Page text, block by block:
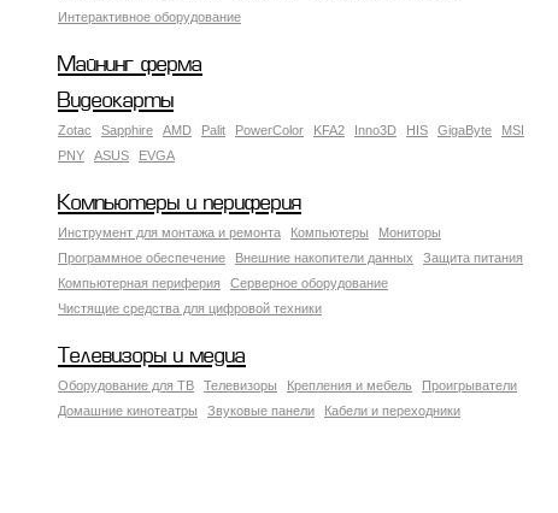
Интерактивное оборудование
Майнинг ферма
Видеокарты
Zotac Sapphire AMD Palit PowerColor KFA2 Inno3D HIS GigaByte
MSI
PNY
ASUS EVGA
Компьютеры и периферия
Инструмент для монтажа и ремонта Компьютеры
Мониторы
Программное обеспечение
Внешние накопители данных
Защита питания
Компьютерная периферия
Серверное оборудование
Чистящие средства для цифровой техники
Телевизоры и медиа
Оборудование для ТВ Телевизоры Крепления и мебель
Проигрыватели
Домашние кинотеатры
Звуковые панели Кабели и переходники